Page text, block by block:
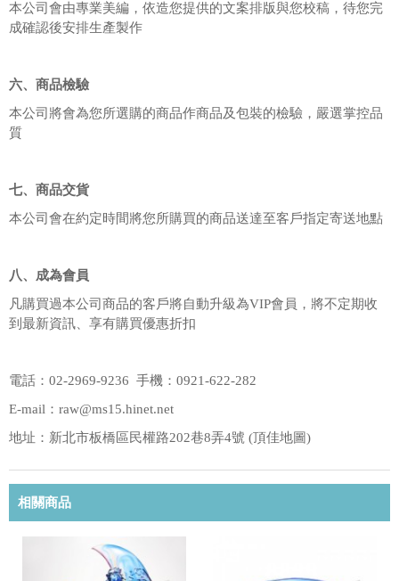
本公司會由專業美編，依造您提供的文案排版與您校稿，待您完
成確認後安排生產製作
六、商品檢驗
本公司將會為您所選購的商品作商品及包裝的檢驗，嚴選掌控品
質
七、商品交貨
本公司會在約定時間將您所購買的商品送達至客戶指定寄送地點
八、成為會員
凡購買過本公司商品的客戶將自動升級為VIP會員，將不定期收
到最新資訊、享有購買優惠折扣
電話：02-2969-9236 手機：0921-622-282
E-mail：raw@ms15.hinet.net
地址：新北市板橋區民權路202巷8弄4號 (頂佳地圖)
相關商品